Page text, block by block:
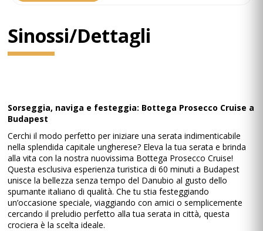
Sinossi/Dettagli
Sorseggia, naviga e festeggia: Bottega Prosecco Cruise a
Budapest
Cerchi il modo perfetto per iniziare una serata indimenticabile
nella splendida capitale ungherese? Eleva la tua serata e brinda
alla vita con la nostra nuovissima Bottega Prosecco Cruise!
Questa esclusiva esperienza turistica di 60 minuti a Budapest
unisce la bellezza senza tempo del Danubio al gusto dello
spumante italiano di qualità. Che tu stia festeggiando
un’occasione speciale, viaggiando con amici o semplicemente
cercando il preludio perfetto alla tua serata in città, questa
crociera è la scelta ideale.